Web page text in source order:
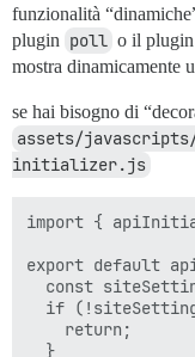
funzionalità
plugin poll o il plugin
mostra dinamicamente
se hai bisogno di
assets/
initializer.js
import {
export default
const
if
    return;
  }